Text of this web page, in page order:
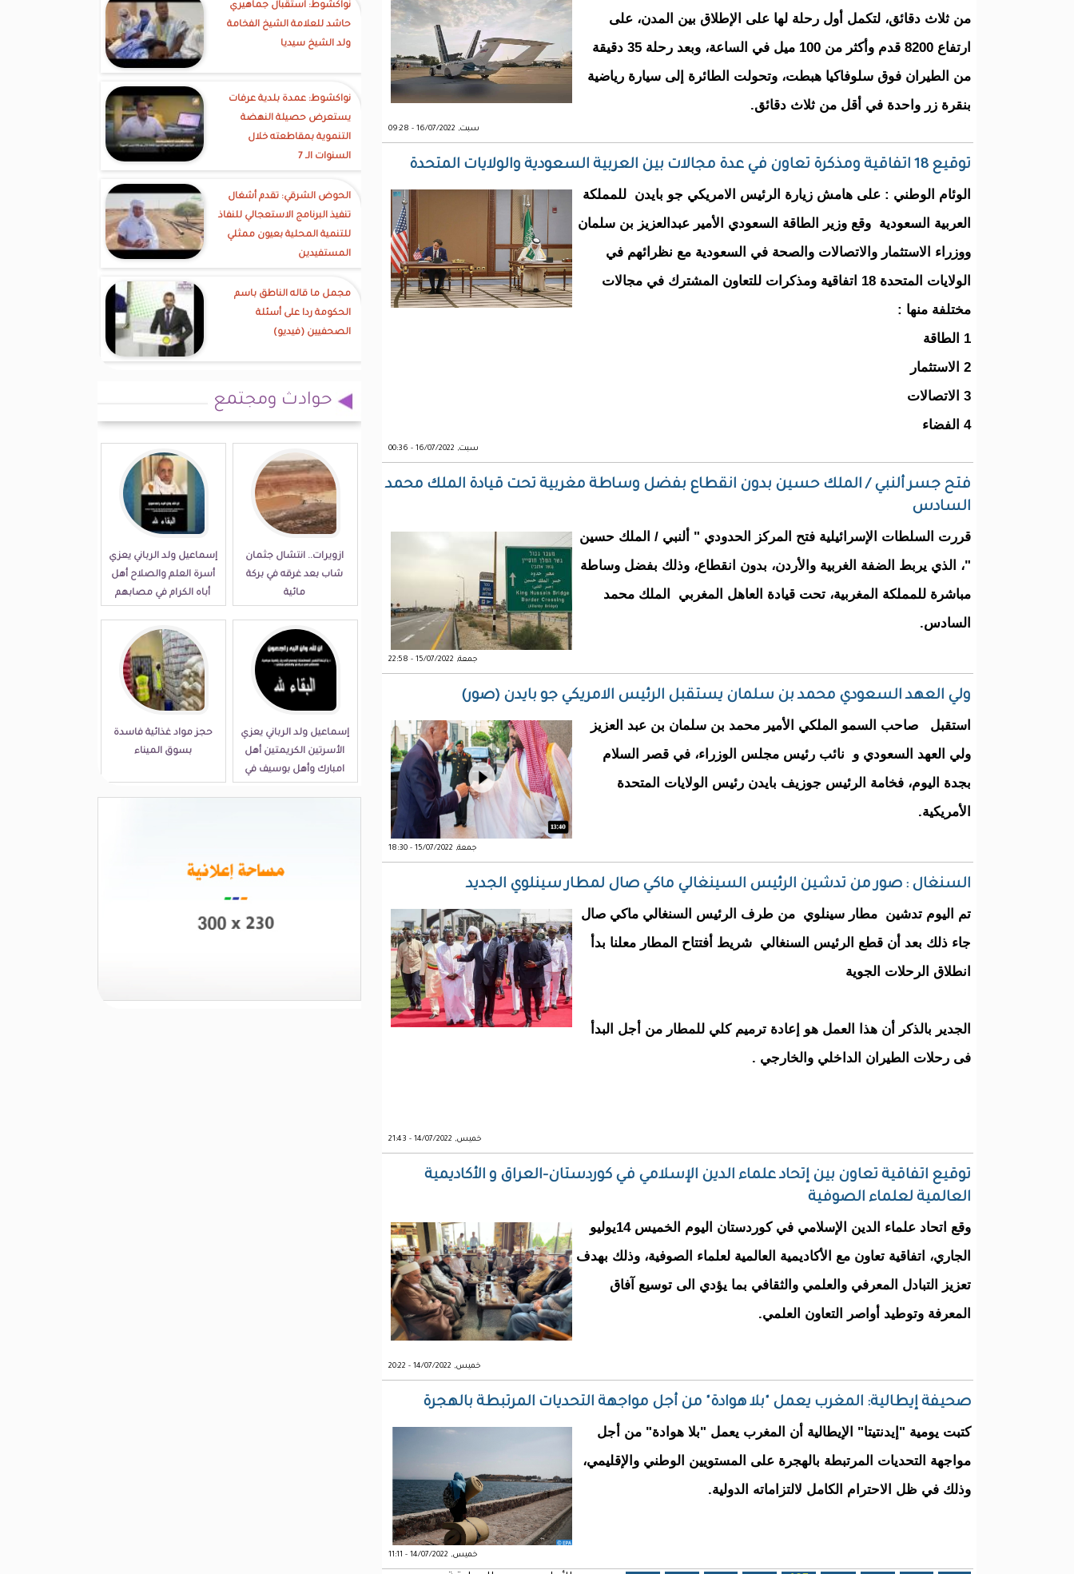
من ثلاث دقائق، لتكمل أول رحلة لها على الإطلاق بين المدن، على
ارتفاع 8200 قدم وأكثر من 100 ميل في الساعة، وبعد رحلة 35 دقيقة
من الطيران فوق سلوفاكيا هبطت، وتحولت الطائرة إلى سيارة رياضية
بنقرة زر واحدة في أقل من ثلاث دقائق.
سبت, 16/07/2022 - 09:28
توقيع 18 اتفاقية ومذكرة تعاون في عدة مجالات بين العربية السعودية والولايات المتحدة
الوئام الوطني : على هامش زيارة الرئيس الامريكي جو بايدن للمملكة
العربية السعودية وقع وزير الطاقة السعودي الأمير عبدالعزيز بن سلمان
ووزراء الاستثمار والاتصالات والصحة في السعودية مع نظرائهم في
الولايات المتحدة 18 اتفاقية ومذكرات للتعاون المشترك في مجالات
مختلفة منها :
1 الطاقة
2 الاستثمار
3 الاتصالات
4 الفضاء
سبت, 16/07/2022 - 00:36
فتح جسر ألنبي / الملك حسين بدون انقطاع بفضل وساطة مغربية تحت قيادة الملك محمد
السادس
قررت السلطات الإسرائيلية فتح المركز الحدودي " ألنبي / الملك حسين
"، الذي يربط الضفة الغربية والأردن، بدون انقطاع، وذلك بفضل وساطة
مباشرة للمملكة المغربية، تحت قيادة العاهل المغربي الملك محمد
السادس.
جمعة, 15/07/2022 - 22:58
ولي العهد السعودي محمد بن سلمان يستقبل الرئيس الامريكي جو بايدن (صور)
استقبل صاحب السمو الملكي الأمير محمد بن سلمان بن عبد العزيز
ولي العهد السعودي و نائب رئيس مجلس الوزراء، في قصر السلام
بجدة اليوم، فخامة الرئيس جوزيف بايدن رئيس الولايات المتحدة
الأمريكية.
جمعة, 15/07/2022 - 18:30
السنغال : صور من تدشين الرئيس السينغالي ماكي صال لمطار سينلوي الجديد
تم اليوم تدشين مطار سينلوي من طرف الرئيس السنغالي ماكي صال
جاء ذلك بعد أن قطع الرئيس السنغالي شريط أفتتاح المطار معلنا بدأ
انطلاق الرحلات الجوية
الجدير بالذكر أن هذا العمل هو إعادة ترميم كلي للمطار من أجل البدأ
فى رحلات الطيران الداخلي والخارجي .
خميس, 14/07/2022 - 21:43
توقيع اتفاقية تعاون بين إتحاد علماء الدين الإسلامي في كوردستان-العراق و الأكاديمية
العالمية لعلماء الصوفية
وقع اتحاد علماء الدين الإسلامي في كوردستان اليوم الخميس 14يوليو
الجاري، اتفاقية تعاون مع الأكاديمية العالمية لعلماء الصوفية، وذلك بهدف
تعزيز التبادل المعرفي والعلمي والثقافي بما يؤدي الى توسيع آفاق
المعرفة وتوطيد أواصر التعاون العلمي.
خميس, 14/07/2022 - 20:22
صحيفة إيطالية: المغرب يعمل "بلا هوادة" من أجل مواجهة التحديات المرتبطة بالهجرة
كتبت يومية "إيدنتيتا" الإيطالية أن المغرب يعمل "بلا هوادة" من أجل
مواجهة التحديات المرتبطة بالهجرة على المستويين الوطني والإقليمي،
وذلك في ظل الاحترام الكامل لالتزاماته الدولية.
خميس, 14/07/2022 - 11:11
نواكشوط: استقبال جماهيري
حاشد للعلامة الشيخ الفخامة
ولد الشيخ سيديا
نواكشوط: عمدة بلدية عرفات
يستعرض حصيلة النهضة
التنموية بمقاطعته خلال
السنوات الـ 7
الحوض الشرقي: تقدم أشغال
تنفيذ البرنامج الاستعجالي للنفاذ
للتنمية المحلية بعيون ممثلي
المستفيدين
مجمل ما قاله الناطق باسم
الحكومة ردا على أسئلة
الصحفيين (فيديو)
حوادث ومجتمع
ازويرات.. انتشال جثمان
شاب بعد غرقه في بركة
مائية
إسماعيل ولد الرباني يعزي
أسرة العلم والصلاح أهل
أباه الكرام في مصابهم
إسماعيل ولد الرباني يعزي
الأسرتين الكريمتين أهل
امبارك وأهل بوسيف في
حجز مواد غذائية فاسدة
بسوق الميناء